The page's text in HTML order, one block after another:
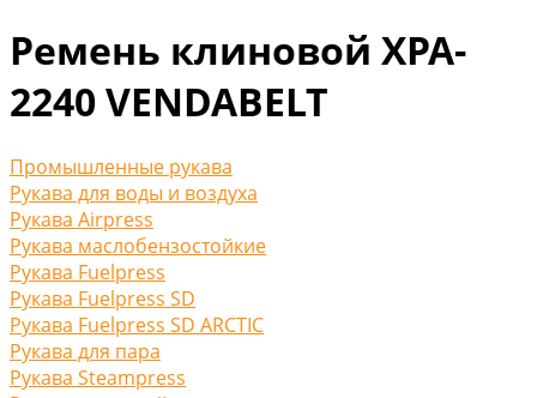
Ремень клиновой XPA-
2240 VENDABELT
Промышленные рукава
Рукава для воды и воздуха
Рукава Airpress
Рукава маслобензостойкие
Рукава Fuelpress
Рукава Fuelpress SD
Рукава Fuelpress SD ARCTIC
Рукава для пара
Рукава Steampress